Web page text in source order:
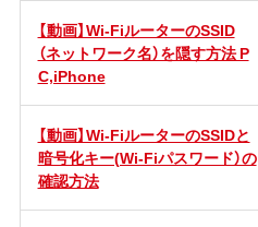
【動画】Wi-FiルーターのSSID
（ネットワーク名）を隠す方法 P
C,iPhone
【動画】Wi-FiルーターのSSIDと
暗号化キー(Wi-Fiパスワード）の
確認方法